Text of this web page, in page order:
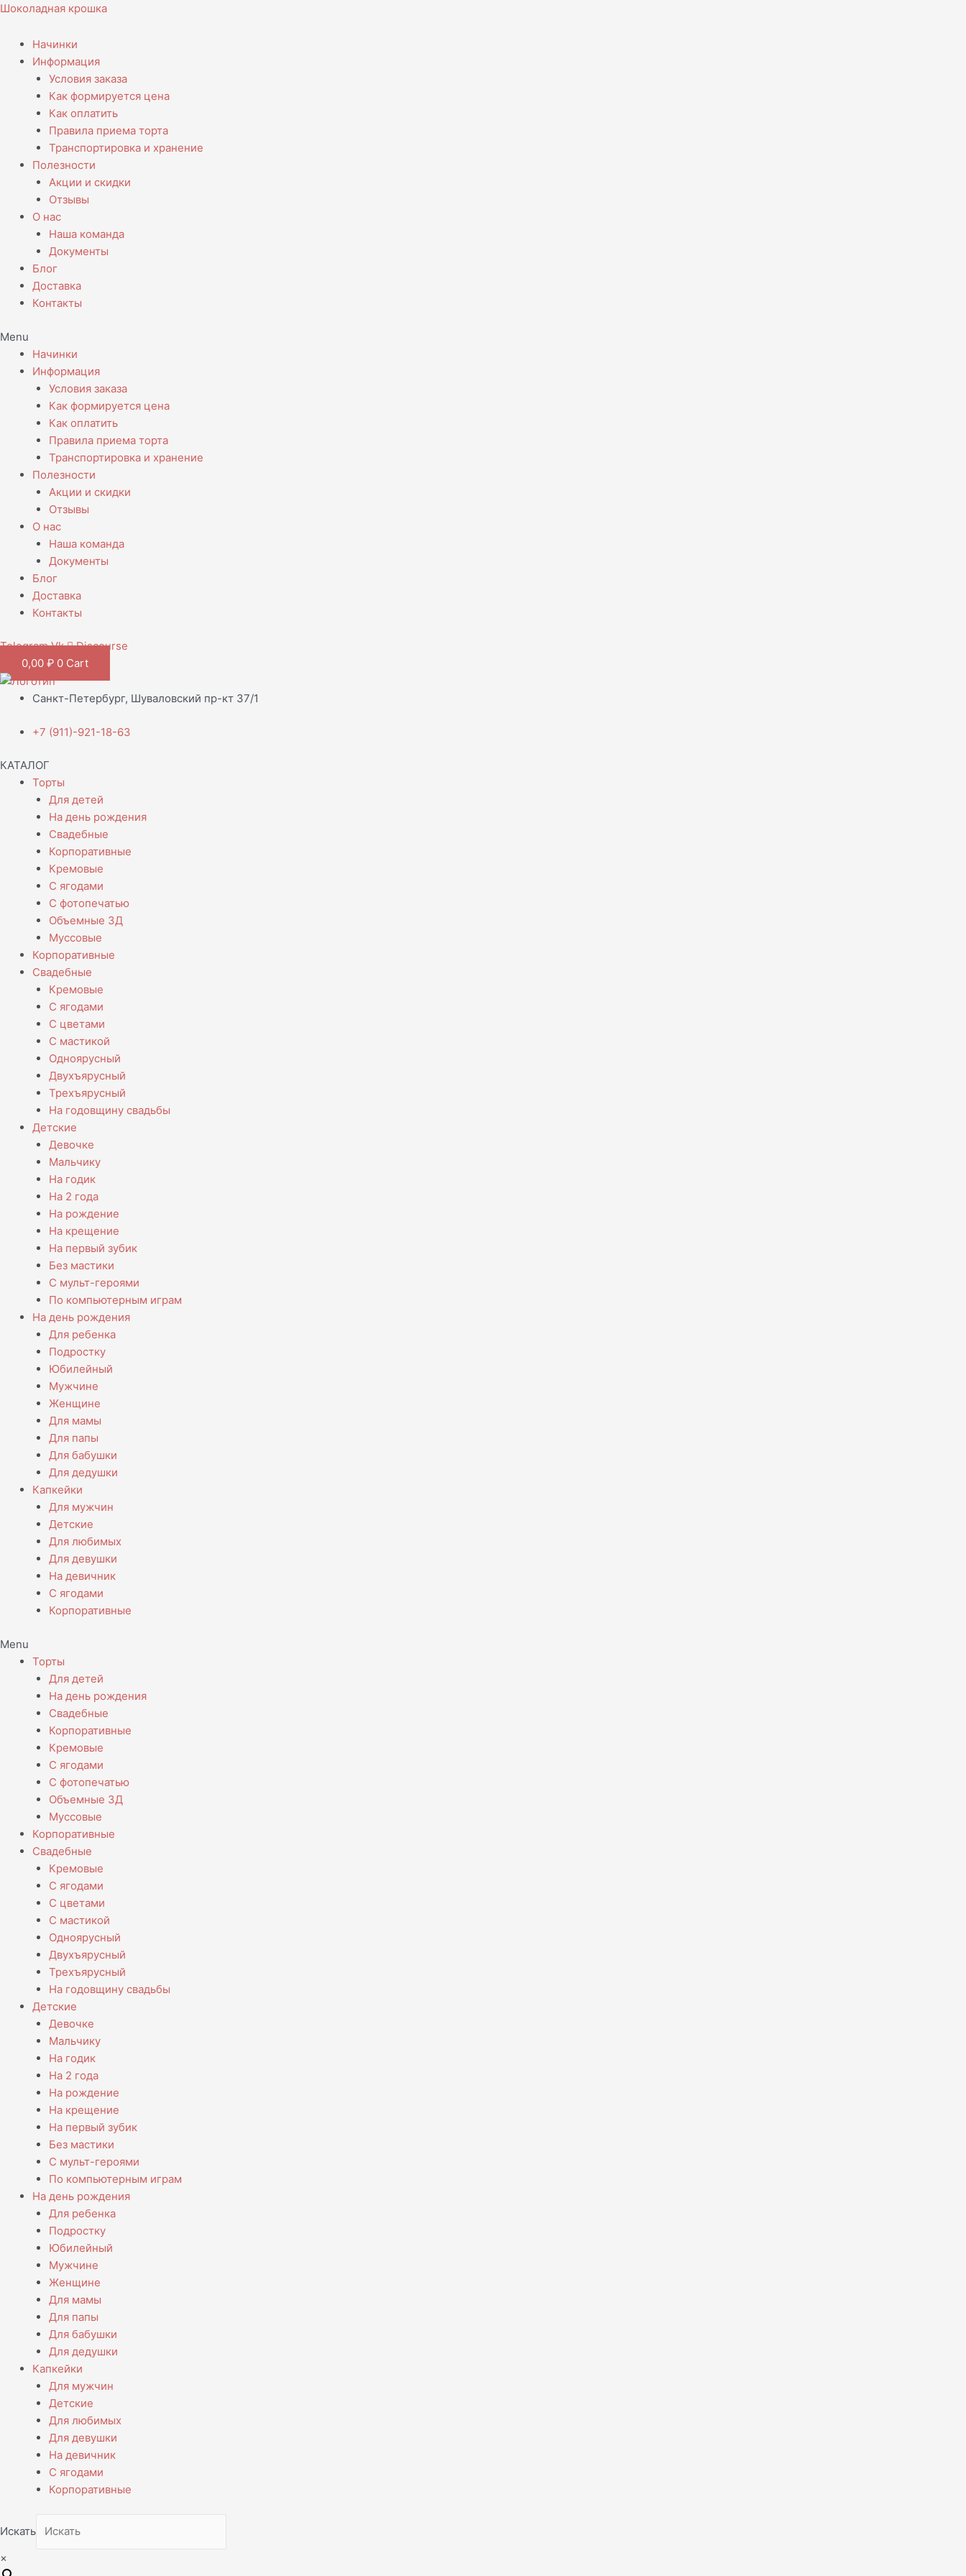
Перейти
содержимому
Шоколадная крошка
Начинки
Информация
Условия заказа
Как формируется цена
Как оплатить
Правила приема торта
Транспортировка и хранение
Полезности
Акции и скидки
Отзывы
О нас
Наша команда
Документы
Блог
Доставка
Контакты
Menu
Начинки
Информация
Условия заказа
Как формируется цена
Как оплатить
Правила приема торта
Транспортировка и хранение
Полезности
Акции и скидки
Отзывы
О нас
Наша команда
Документы
Блог
Доставка
Контакты
Telegram Vk
Discourse
0,00 ₽ 0 Cart
Санкт-Петербург, Шуваловский пр-кт 37/1
+7 (911)-921-18-63
КАТАЛОГ
Торты
Для детей
На день рождения
Свадебные
Корпоративные
Кремовые
С ягодами
С фотопечатью
Объемные 3Д
Муссовые
Корпоративные
Свадебные
Кремовые
С ягодами
С цветами
С мастикой
Одноярусный
Двухъярусный
Трехъярусный
На годовщину свадьбы
Детские
Девочке
Мальчику
На годик
На 2 года
На рождение
На крещение
На первый зубик
Без мастики
С мульт-героями
По компьютерным играм
На день рождения
Для ребенка
Подростку
Юбилейный
Мужчине
Женщине
Для мамы
Для папы
Для бабушки
Для дедушки
Капкейки
Для мужчин
Детские
Для любимых
Для девушки
На девичник
С ягодами
Корпоративные
Menu
Торты
Для детей
На день рождения
Свадебные
Корпоративные
Кремовые
С ягодами
С фотопечатью
Объемные 3Д
Муссовые
Корпоративные
Свадебные
Кремовые
С ягодами
С цветами
С мастикой
Одноярусный
Двухъярусный
Трехъярусный
На годовщину свадьбы
Детские
Девочке
Мальчику
На годик
На 2 года
На рождение
На крещение
На первый зубик
Без мастики
С мульт-героями
По компьютерным играм
На день рождения
Для ребенка
Подростку
Юбилейный
Мужчине
Женщине
Для мамы
Для папы
Для бабушки
Для дедушки
Капкейки
Для мужчин
Детские
Для любимых
Для девушки
На девичник
С ягодами
Корпоративные
Искать
×
Навигация
записям